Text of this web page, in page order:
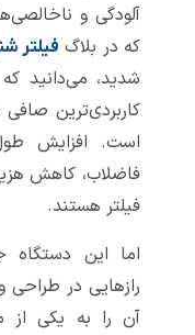
آلودگی‌ و
که در بلاگ فیلتر
شدید، می‌دانید
کاربردی‌ترین
است. افزایش
فاضلاب، کاهش
فیلتر هستند.
اما این دستگاه
رازهایی در طراحی
آن را به یکی از